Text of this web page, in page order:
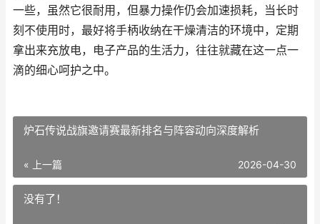
一些，虽然它很耐用，但暴力操作仍会加速损耗，当长时
刻不使用时，最好将手柄收纳在干燥清洁的环境中，定期
拿出来充放电，电子产品的生活力，往往就藏在这一点一
滴的细心呵护之中。
炉石传说战旗邀请赛最新排名与阵容动向深度解析
« 上一篇 2026-04-30
没有了！